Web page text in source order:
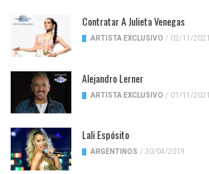
Contratar A Julieta Venegas
ARTISTA EXCLUSIVO / 02/11/2021
Alejandro Lerner
ARTISTA EXCLUSIVO / 01/11/2021
Lali Espósito
ARGENTINOS / 30/04/2019